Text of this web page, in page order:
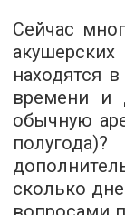
Сейчас
находятся
времени и
обычную
сколько